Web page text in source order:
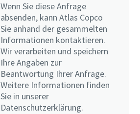
Wenn Sie diese Anfrage
absenden, kann Atlas Copco
Sie anhand der gesammelten
Informationen kontaktieren.
Wir verarbeiten und speichern
Ihre Angaben zur
Beantwortung Ihrer Anfrage.
Weitere Informationen finden
Sie in unserer
Datenschutzerklärung.